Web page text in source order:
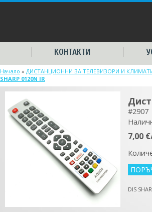
КОНТАКТИ
Начало » ДИСТАНЦИОННИ ЗА ТЕЛЕВИЗОРИ И
SHARP 0120N IR
#2907
7,00
DIS